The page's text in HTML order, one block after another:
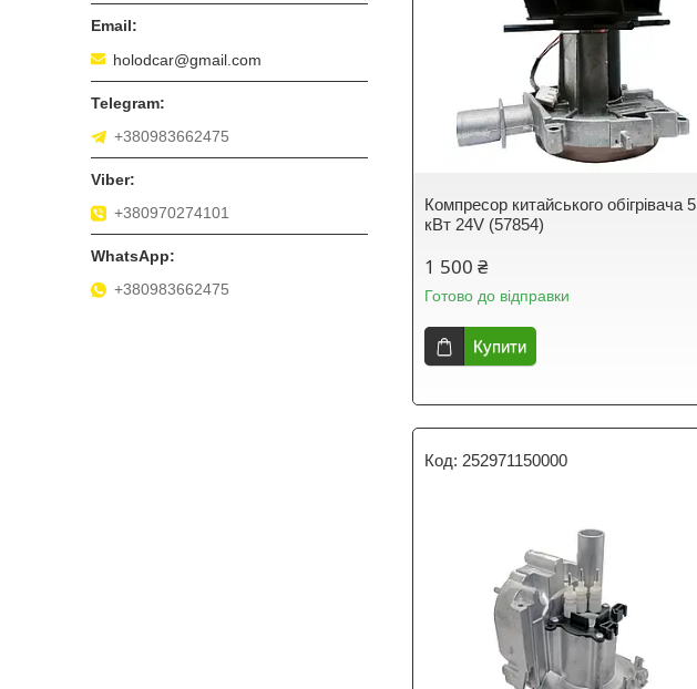
Компресор китайського обігрівача 5
кВт 24V (57854)
1 500 ₴
Готово до відправки
Купити
252971150000
holodcar@gmail.com
+380983662475
+380970274101
+380983662475